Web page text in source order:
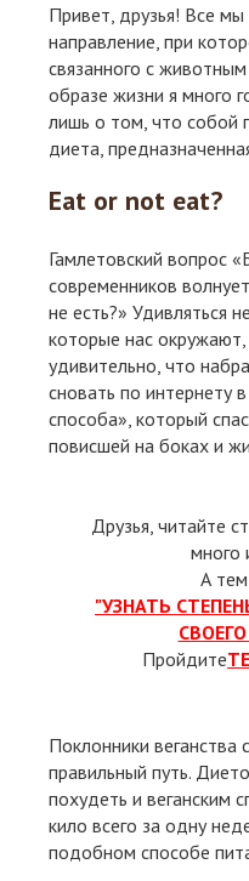
Привет, друзья! Все мы
направление, при
связанного с
образе жизни я много
лишь о том, что собой
диета,
Eat or not eat?
Гамлетовский вопрос
современников
не есть?» Удивляться
которые нас
удивительно, что
сновать по интернету
способа», который
повисшей на боках и
Друзья, читайте
много
А
"УЗНАТЬ
Пройдите
Поклонники веганства
правильный путь.
похудеть и веганским
кило всего за одну
подобном способе